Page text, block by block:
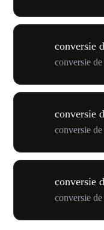
conversie
conversie
conversie
conversie
conversie
conversie